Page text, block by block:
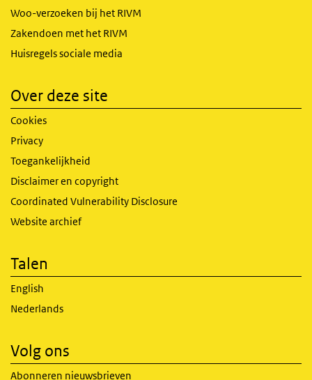
Woo-verzoeken bij het RIVM
Zakendoen met het RIVM
Huisregels sociale media
Over deze site
Cookies
Privacy
Toegankelijkheid
Disclaimer en copyright
Coordinated Vulnerability Disclosure
Website archief
Talen
English
Nederlands
Volg ons
Abonneren nieuwsbrieven